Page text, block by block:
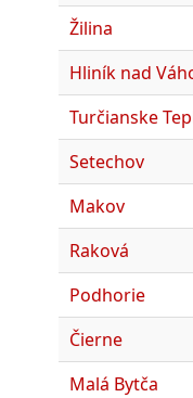
Žilina
Hliník nad
Turčianske
Setechov
Makov
Raková
Podhorie
Čierne
Malá Bytča